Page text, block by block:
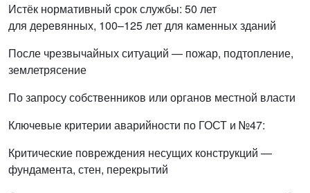
Истёк нормативный срок службы: 50 лет
для деревянных, 100–125 лет для каменных зданий
После чрезвычайных ситуаций — пожар, подтопление,
землетрясение
По запросу собственников или органов местной власти
Ключевые критерии аварийности по ГОСТ и №47:
Критические повреждения несущих конструкций —
фундамента, стен, перекрытий